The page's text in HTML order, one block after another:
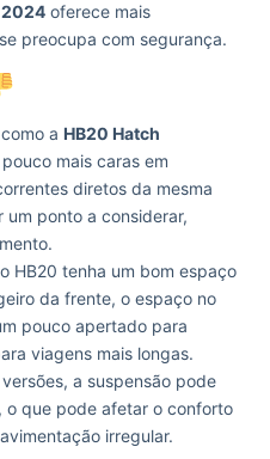
2024 oferece mais
preocupa com segurança.
a HB20 Hatch
mais caras em
diretos da mesma
ponto a considerar,
HB20 tenha um bom espaço
da frente, o espaço no
pouco apertado para
viagens mais longas.
a suspensão pode
o que pode afetar o conforto
irregular.